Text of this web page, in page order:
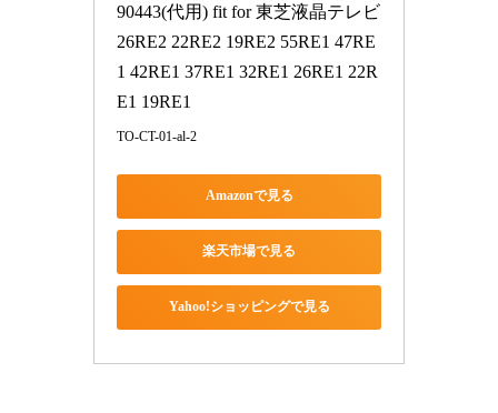
90443(代用) fit for 東芝液晶テレビ
26RE2 22RE2 19RE2 55RE1 47RE
1 42RE1 37RE1 32RE1 26RE1 22R
E1 19RE1
TO-CT-01-al-2
Amazonで見る
楽天市場で見る
Yahoo!ショッピングで見る